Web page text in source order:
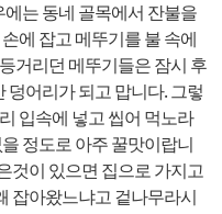
는 동네 골목에서 잔불을
에 잡고 메뚜기를 불 속에
거리던 메뚜기들은 잠시 후
어리가 되고 맙니다. 그렇
입속에 넣고 씹어 먹노라
정도로 아주 꿀맛이랍니
것이 있으면 집으로 가지고
잡아왔느냐고 겉나무라시